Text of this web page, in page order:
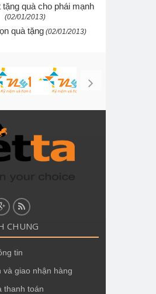
tặng quà cho phái mạnh
(02/01/2013)
quà tặng (02/01/2013)
CHUNG
tin
và giao nhận hàng
thanh toán